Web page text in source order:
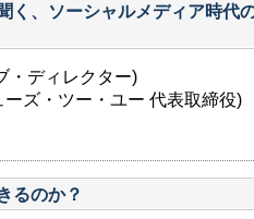
く、ソーシャルメディア時代
・ディレクター)
ーズ・ツー・ユー 代表取締役)
るのか？